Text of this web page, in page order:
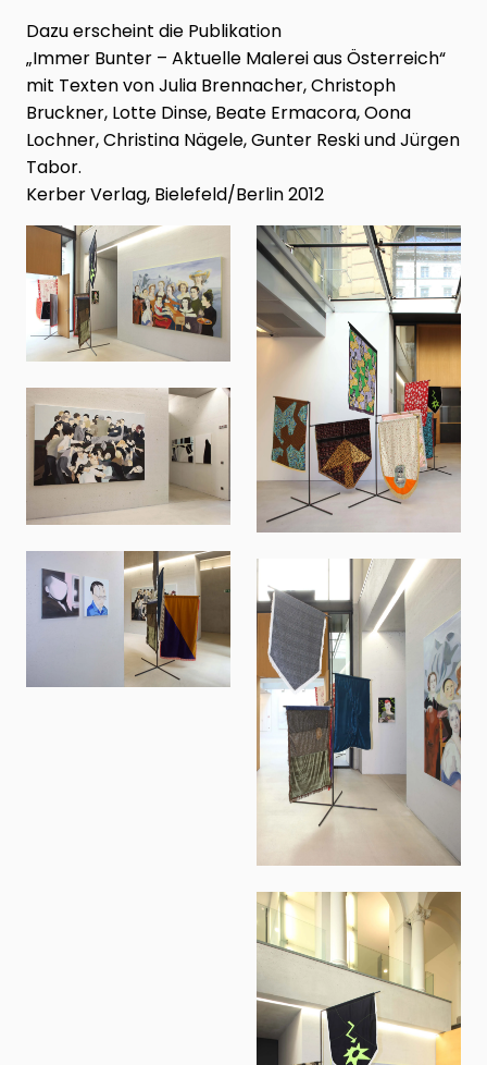
Dazu erscheint die Publikation
„Immer Bunter – Aktuelle Malerei aus Österreich“
mit Texten von Julia Brennacher, Christoph
Bruckner, Lotte Dinse, Beate Ermacora, Oona
Lochner, Christina Nägele, Gunter Reski und Jürgen
Tabor.
Kerber Verlag, Bielefeld/Berlin 2012